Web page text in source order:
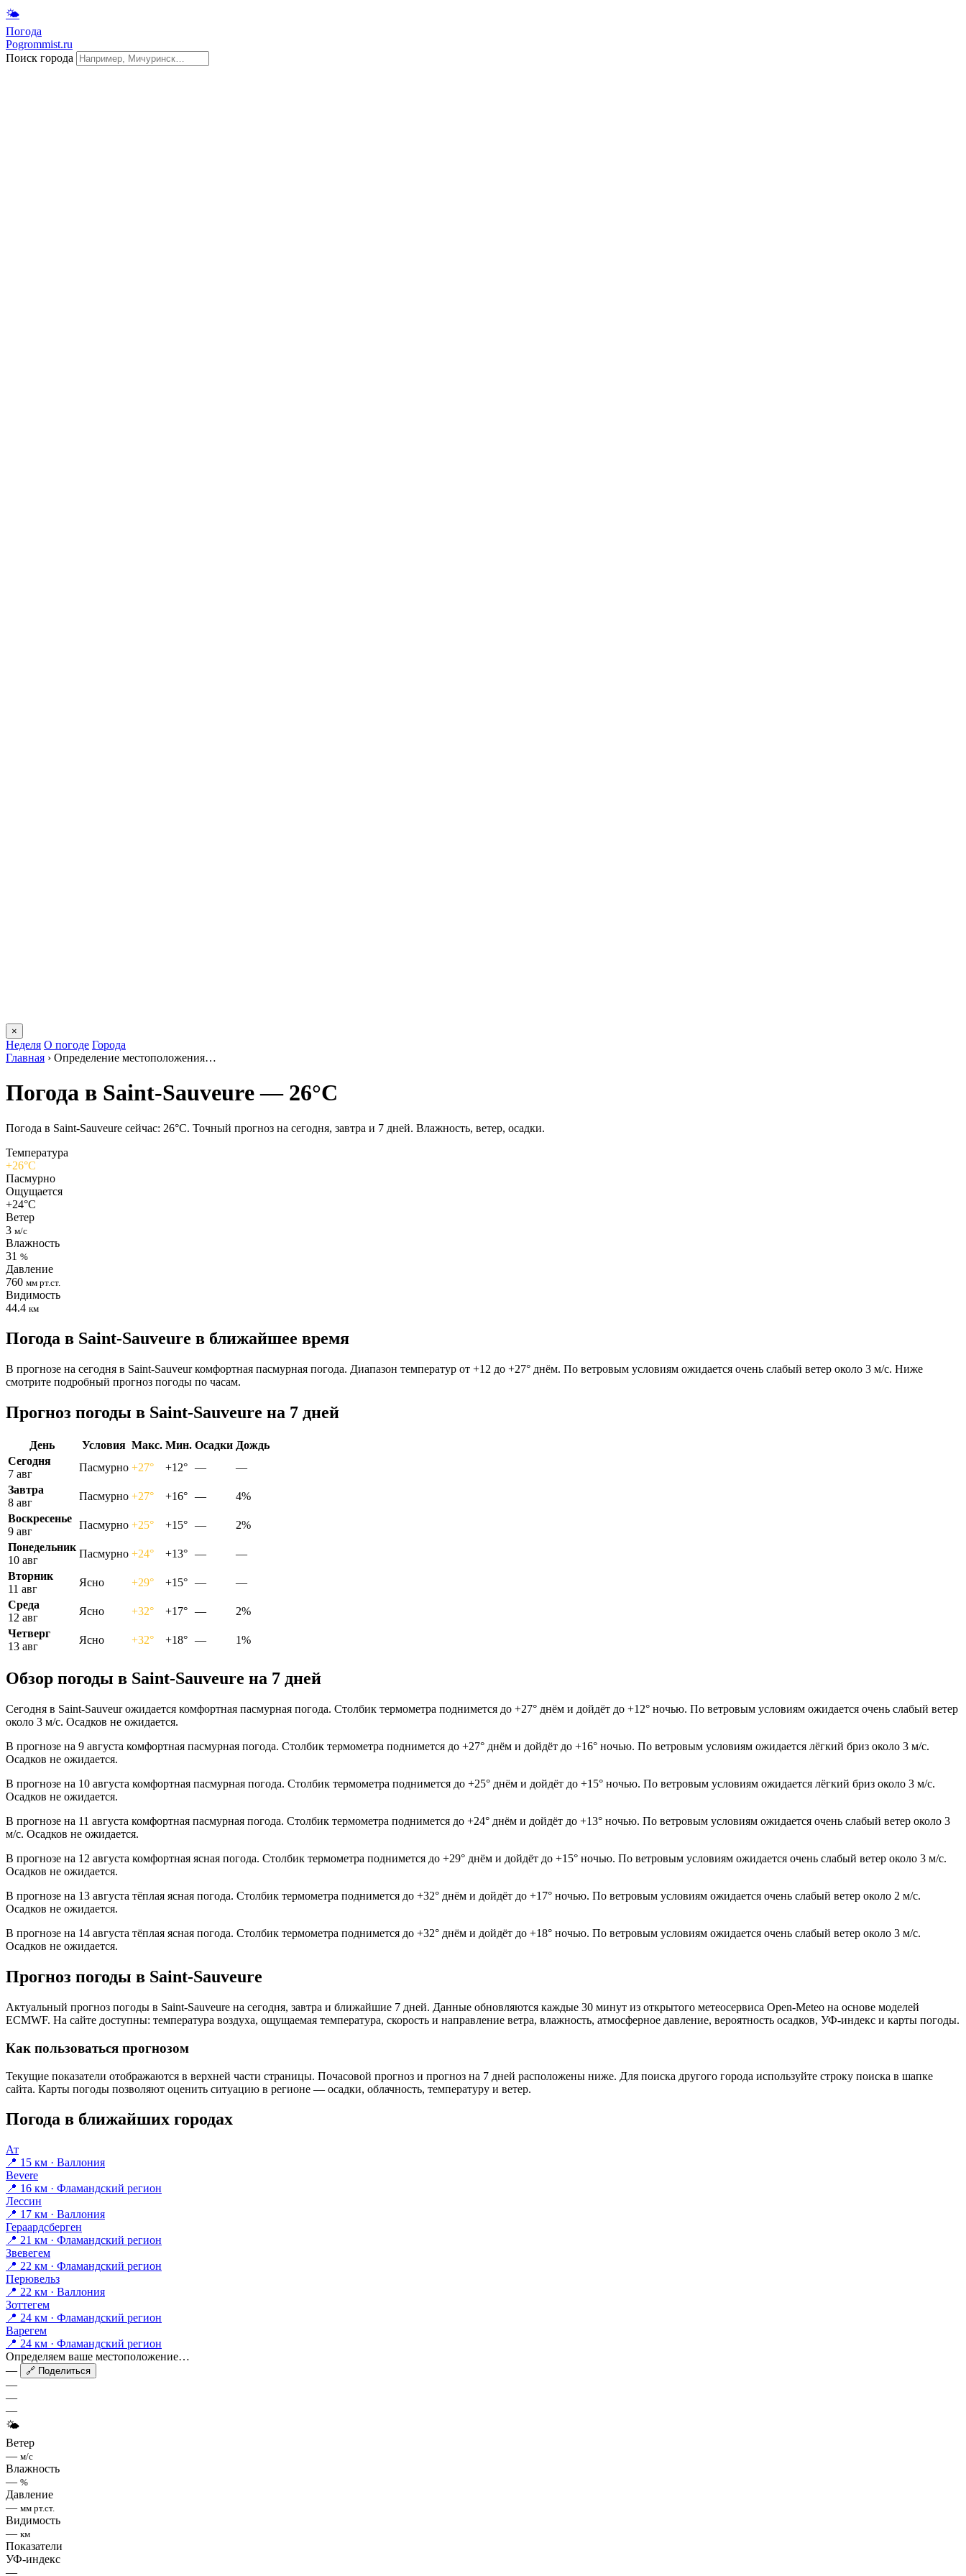
🌤
Погода
Pogrommist.ru
Поиск города
×
Неделя О погоде Города
Главная › Определение местоположения…
Погода в Saint-Sauveurе — 26°C
Погода в Saint-Sauveurе сейчас: 26°C. Точный прогноз на сегодня, завтра и 7 дней. Влажность, ветер, осадки.
Температура
+26°C
Пасмурно
Ощущается
+24°C
Ветер
3 м/с
Влажность
31 %
Давление
760 мм рт.ст.
Видимость
44.4 км
Погода в Saint-Sauveurе в ближайшее время
В прогнозе на сегодня в Saint-Sauveur комфортная пасмурная погода. Диапазон температур от +12 до +27° днём. По ветровым условиям ожидается очень слабый ветер около 3 м/с. Ниже
смотрите подробный прогноз погоды по часам.
Прогноз погоды в Saint-Sauveurе на 7 дней
День Условия Макс. Мин. Осадки Дождь
Сегодня
7 авг
Пасмурно +27° +12° —
—
Завтра
8 авг
Пасмурно +27° +16° —
4%
Воскресенье
9 авг
Пасмурно +25° +15° —
2%
Понедельник
10 авг
Пасмурно +24° +13° —
—
Вторник
11 авг
Ясно +29° +15° —
—
Среда
12 авг
Ясно +32° +17° —
2%
Четверг
13 авг
Ясно +32° +18° — 1%
Обзор погоды в Saint-Sauveurе на 7 дней
Сегодня в Saint-Sauveur ожидается комфортная пасмурная погода. Столбик термометра поднимется до +27° днём и дойдёт до +12° ночью. По ветровым условиям ожидается очень слабый ветер
около 3 м/с. Осадков не ожидается.
В прогнозе на 9 августа комфортная пасмурная погода. Столбик термометра поднимется до +27° днём и дойдёт до +16° ночью. По ветровым условиям ожидается лёгкий бриз около 3 м/с.
Осадков не ожидается.
В прогнозе на 10 августа комфортная пасмурная погода. Столбик термометра поднимется до +25° днём и дойдёт до +15° ночью. По ветровым условиям ожидается лёгкий бриз около 3 м/с.
Осадков не ожидается.
В прогнозе на 11 августа комфортная пасмурная погода. Столбик термометра поднимется до +24° днём и дойдёт до +13° ночью. По ветровым условиям ожидается очень слабый ветер около 3
м/с. Осадков не ожидается.
В прогнозе на 12 августа комфортная ясная погода. Столбик термометра поднимется до +29° днём и дойдёт до +15° ночью. По ветровым условиям ожидается очень слабый ветер около 3 м/с.
Осадков не ожидается.
В прогнозе на 13 августа тёплая ясная погода. Столбик термометра поднимется до +32° днём и дойдёт до +17° ночью. По ветровым условиям ожидается очень слабый ветер около 2 м/с.
Осадков не ожидается.
В прогнозе на 14 августа тёплая ясная погода. Столбик термометра поднимется до +32° днём и дойдёт до +18° ночью. По ветровым условиям ожидается очень слабый ветер около 3 м/с.
Осадков не ожидается.
Прогноз погоды в Saint-Sauveurе
Актуальный прогноз погоды в Saint-Sauveurе на сегодня, завтра и ближайшие 7 дней. Данные обновляются каждые 30 минут из открытого метеосервиса Open-Meteo на основе моделей
ECMWF. На сайте доступны: температура воздуха, ощущаемая температура, скорость и направление ветра, влажность, атмосферное давление, вероятность осадков, УФ-индекс и карты погоды.
Как пользоваться прогнозом
Текущие показатели отображаются в верхней части страницы. Почасовой прогноз и прогноз на 7 дней расположены ниже. Для поиска другого города используйте строку поиска в шапке
сайта. Карты погоды позволяют оценить ситуацию в регионе — осадки, облачность, температуру и ветер.
Погода в ближайших городах
Ат
📍 15 км · Валлония
Bevere
📍 16 км · Фламандский регион
Лессин
📍 17 км · Валлония
Гераардсберген
📍 21 км · Фламандский регион
Звевегем
📍 22 км · Фламандский регион
Перювельз
📍 22 км · Валлония
Зоттегем
📍 24 км · Фламандский регион
Варегем
📍 24 км · Фламандский регион
Определяем ваше местоположение…
—
🔗 Поделиться
—
—
—
🌤
Ветер
— м/с
Влажность
— %
Давление
— мм рт.ст.
Видимость
— км
Показатели
УФ-индекс
—